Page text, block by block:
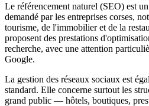
Le référencement naturel (SEO) est
demandé par les entreprises corses,
tourisme, de l'immobilier et de la
proposent des prestations
recherche, avec une attention
Google.
La gestion des réseaux sociaux est
standard. Elle concerne surtout les
grand public — hôtels, boutiques,